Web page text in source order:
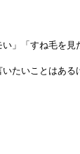
」「すね毛を見
たいことはあ